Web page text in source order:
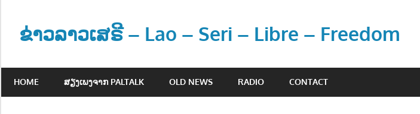
contentຂ່າວລາວເສຣີ – Lao – Seri – Libre – Freedom
ວ
HOME ສຽງເພງຈາກ PALTALK OLD NEWS RADIO CONTACT